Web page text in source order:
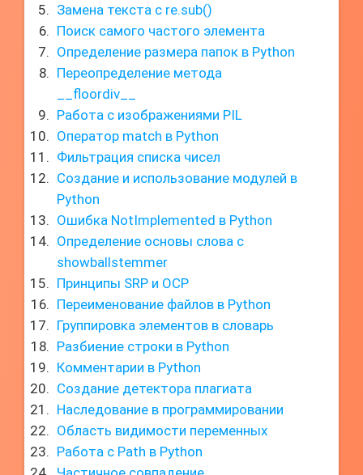
Замена текста с re.sub()
Поиск самого частого элемента
Определение размера папок в Python
Переопределение метода
__floordiv__
Работа с изображениями PIL
Оператор match в Python
Фильтрация списка чисел
Создание и использование модулей в
Python
Ошибка NotImplemented в Python
Определение основы слова с
showballstemmer
Принципы SRP и OCP
Переименование файлов в Python
Группировка элементов в словарь
Разбиение строки в Python
Комментарии в Python
Создание детектора плагиата
Наследование в программировании
Область видимости переменных
Работа с Path в Python